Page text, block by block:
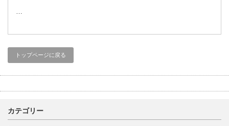
…
トップページに戻る
カテゴリー